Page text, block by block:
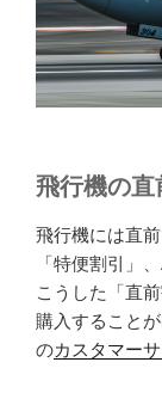
飛行機の直
飛行機には直
「特便割引」
こうした「直
購入すること
のカスタマー